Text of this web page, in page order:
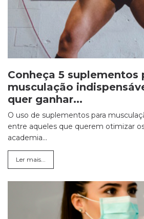
Conheça 5 suplementos
musculação
quer ganhar...
O uso de suplementos para
entre aqueles que querem otimizar
academia...
Ler mais...